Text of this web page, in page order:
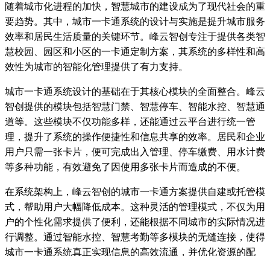
随着城市化进程的加快，智慧城市的建设成为了现代社会的重
要趋势。其中，城市一卡通系统的设计与实施是提升城市服务
效率和居民生活质量的关键环节。峰云智创专注于提供各类智
慧校园、园区和小区的一卡通定制方案，其系统的多样性和高
效性为城市的智能化管理提供了有力支持。
城市一卡通系统设计的基础在于其核心模块的全面整合。峰云
智创提供的模块包括智慧门禁、智慧停车、智能水控、智慧通
道等。这些模块不仅功能多样，还能通过云平台进行统一管
理，提升了系统的操作便捷性和信息共享的效率。居民和企业
用户只需一张卡片，便可完成出入管理、停车缴费、用水计费
等多种功能，有效避免了因使用多张卡片而造成的不便。
在系统架构上，峰云智创的城市一卡通方案提供自建或托管模
式，帮助用户大幅降低成本。这种灵活的管理模式，不仅为用
户的个性化需求提供了便利，还能根据不同城市的实际情况进
行调整。通过智能水控、智慧考勤等多模块的无缝连接，使得
城市一卡通系统真正实现信息的高效流通，并优化资源的配